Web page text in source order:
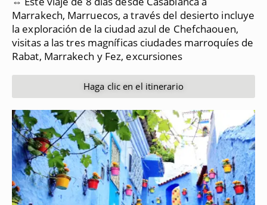
Marrakech, Marruecos, a través del desierto incluye
la exploración de la ciudad azul de Chefchaouen,
visitas a las tres magníficas ciudades marroquíes de
Rabat, Marrakech y Fez, excursiones
Haga clic en el itinerario